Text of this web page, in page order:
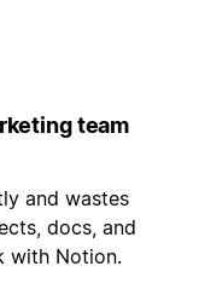
team
and wastes
docs, and
with Notion.